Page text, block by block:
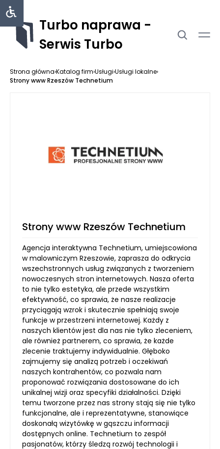
Turbo naprawa -
Serwis Turbo
Strona główna›Katalog firm›Usługi›Usługi lokalne›
Strony www Rzeszów Technetium
Strony www Rzeszów Technetium
Agencja interaktywna Technetium, umiejscowiona
w malowniczym Rzeszowie, zaprasza do odkrycia
wszechstronnych usług związanych z tworzeniem
nowoczesnych stron internetowych. Nasza oferta
to nie tylko estetyka, ale przede wszystkim
efektywność, co sprawia, że nasze realizacje
przyciągają wzrok i skutecznie spełniają swoje
funkcje w przestrzeni internetowej. Każdy z
naszych klientów jest dla nas nie tylko zleceniem,
ale również partnerem, co sprawia, że każde
zlecenie traktujemy indywidualnie. Głęboko
zajmujemy się analizą potrzeb i oczekiwań
naszych kontrahentów, co pozwala nam
proponować rozwiązania dostosowane do ich
unikalnej wizji oraz specyfiki działalności. Dzięki
temu tworzone przez nas strony stają się nie tylko
funkcjonalne, ale i reprezentatywne, stanowiące
doskonałą wizytówkę w gąszczu informacji
dostępnych online. Technetium to zespół
pasjonatów, którzy śledzą rozwój technologii i